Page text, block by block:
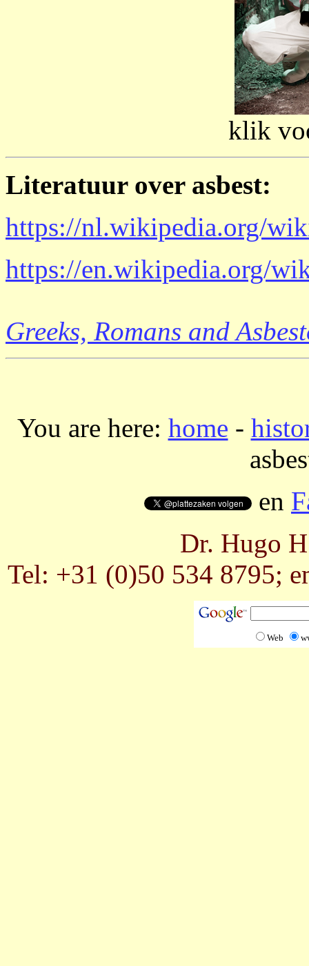
klik
Literatuur over asbest:
https://nl.wikipedia.org/
https://en.wikipedia.org/
Greeks, Romans and
You are here: home -
en
Dr. Hugo
Tel: +31 (0)50 534 8795;
Web